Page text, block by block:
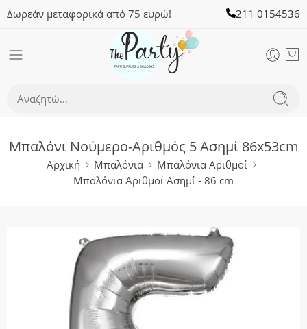
Δωρεάν μεταφορικά από 75 ευρώ! 211 0154536
Μπαλόνι Νούμερο-Αριθμός 5 Ασημί 86x53cm
Αρχική Μπαλόνια
Μπαλόνια Αριθμοί
Μπαλόνια Αριθμοί Ασημί - 86 cm